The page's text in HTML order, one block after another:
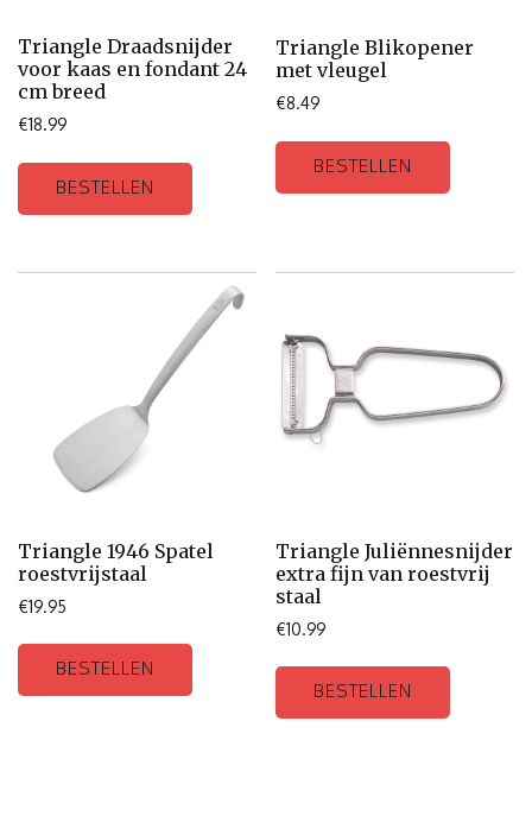
Triangle Draadsnijder
voor kaas en fondant 24
cm breed
€18.99
BESTELLEN
Triangle Blikopener
met vleugel
€8.49
BESTELLEN
Triangle 1946 Spatel
roestvrijstaal
€19.95
BESTELLEN
Triangle Juliënnesnijder
extra fijn van roestvrij
staal
€10.99
BESTELLEN